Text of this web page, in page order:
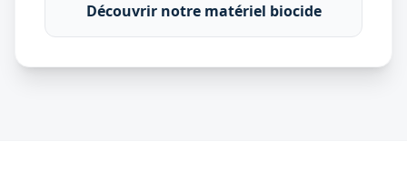
Découvrir notre matériel biocide